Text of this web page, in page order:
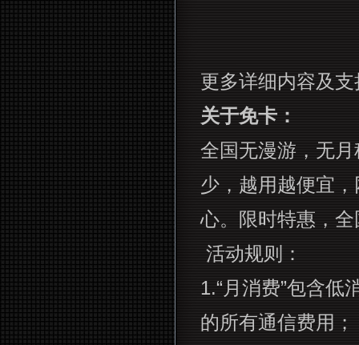
更多详细内容及
关于免卡：
全国无漫游，无
少，越用越便宜
心。限时特惠，
活动规则：
1.“月消费”包含低
的所有通信费用；